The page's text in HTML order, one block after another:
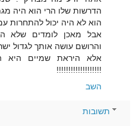
הדרשות שלו הרי הוא היה
הוא לא היה יכול להתחרות
אבל מאכן לומדים שלא
והרושם עושה אותך לגדול
אלא היראת שמיים היא
!!!!!!!!!!!!!!!!!!!
השב
תשובות